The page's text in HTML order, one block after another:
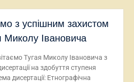
з успішним захистом
Миколу Івановича
Тугая Миколу Івановича з
на здобуття ступеня
дисертації: Етнографічна